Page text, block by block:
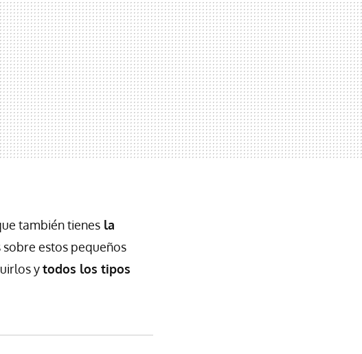
también tienes la
sobre estos pequeños
ytodos los tipos